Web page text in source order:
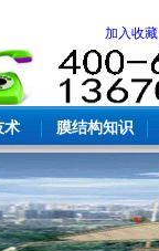
加入收藏
术 膜结构知识